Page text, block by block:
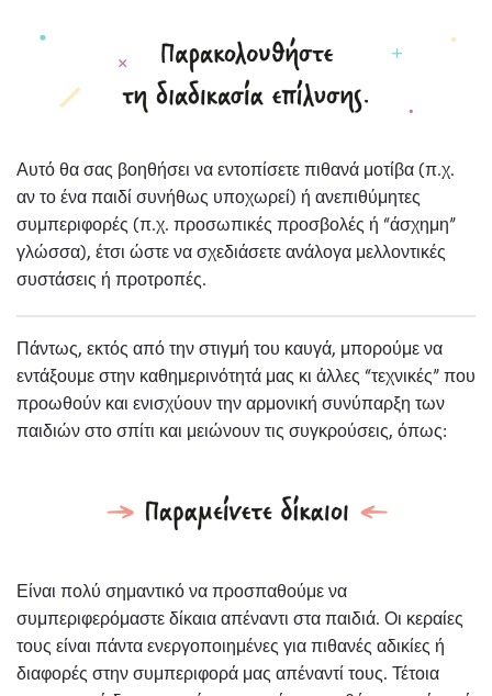
Αυτό θα σας βοηθήσει να εντοπίσετε πιθανά μοτίβα (π.χ.
αν το ένα παιδί συνήθως υποχωρεί) ή ανεπιθύμητες
συμπεριφορές (π.χ. προσωπικές προσβολές ή “άσχημη”
γλώσσα), έτσι ώστε να σχεδιάσετε ανάλογα μελλοντικές
συστάσεις ή προτροπές.
Πάντως, εκτός από την στιγμή του καυγά, μπορούμε να
εντάξουμε στην καθημερινότητά μας κι άλλες “τεχνικές” που
προωθούν και ενισχύουν την αρμονική συνύπαρξη των
παιδιών στο σπίτι και μειώνουν τις συγκρούσεις, όπως:
Είναι πολύ σημαντικό να προσπαθούμε να
συμπεριφερόμαστε δίκαια απέναντι στα παιδιά. Οι κεραίες
τους είναι πάντα ενεργοποιημένες για πιθανές αδικίες ή
διαφορές στην συμπεριφορά μας απέναντί τους. Τέτοια